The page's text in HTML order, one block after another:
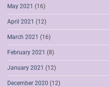
May 2021 (16)
April 2021 (12)
March 2021 (16)
February 2021 (8)
January 2021 (12)
December 2020 (12)